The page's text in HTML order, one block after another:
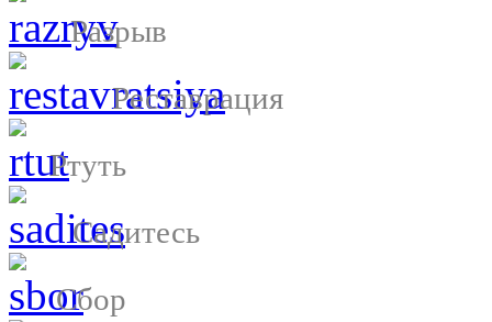
Разрыв
Реставрация
Ртуть
Садитесь
Сбор